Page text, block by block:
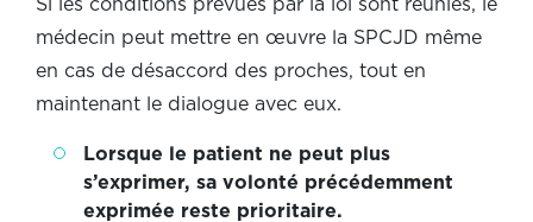
Si les conditions prévues par la loi sont réunies, le
médecin peut mettre en œuvre la SPCJD même
en cas de désaccord des proches, tout en
maintenant le dialogue avec eux.
Lorsque le patient ne peut plus
s’exprimer, sa volonté précédemment
exprimée reste prioritaire.